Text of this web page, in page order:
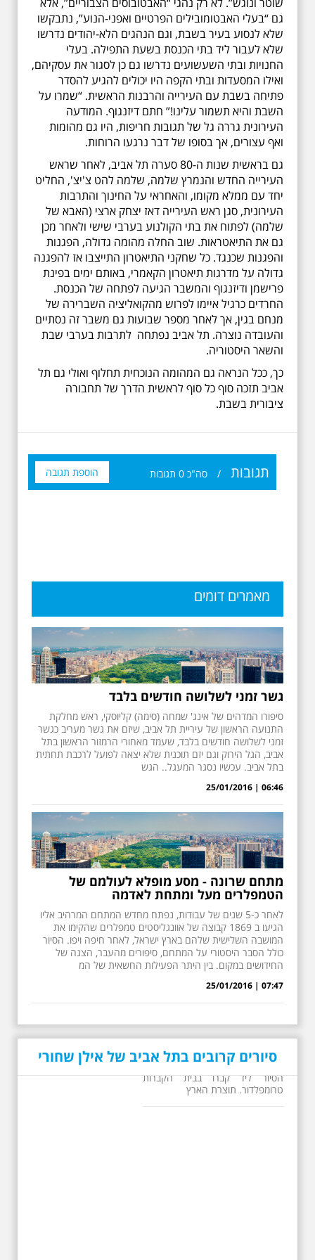
גם “בעלי האבטומובילים הפרטיים ואפני-הנוע”, נתבקשו
שלא לנסוע בעיר בשבת, וגם הנהגים הלא-יהודים נדרשו
שלא לעבור ליד בתי הכנסת בשעת התפילה. בעלי
החנויות ובתי השעשועים נדרשו גם כן לסגור את עסקיהם,
ואילו המסעדות ובתי הקפה היו יכולים להגיע להסדר
פתיחה בשבת עם העירייה והרבנות הראשית. “שמרו על
השבת והיא תשמור עלינו!” חתם דיזנגוף. המודעה
העירונית גררה גל של תגובות חריפות, היו גם מהומות
ואף עצורים, אך בסופו של דבר נרגעו הרוחות.
גם בראשית שנות ה-80 סערה תל אביב, לאחר שראש
העירייה החדש והנמרץ שלמה, שלמה להט צ'יצ', החליט
יחד עם ממלא מקומו, והאחראי על החינוך והתרבות
העירונית, סגן ראש העירייה דאז יצחק ארצי (האבא של
שלמה) לפתוח את בתי הקולנוע בערבי שישי ולאחר מכן
גם את התיאטראות. שוב החלה מהומה גדולה, הפגנות
והפגנות שכנגד. כל שחקני התיאטרון התייצבו אז להפגנה
גדולה על מדרגות תיאטרון הקאמרי, באותם ימים בפינת
פרישמן ודיזנגוף והמשבר הגיעה לפתחה של הכנסת.
החרדים כרגיל איימו לפרוש מהקואליציה השברירה של
מנחם בגין, אך לאחר מספר שבועות גם משבר זה נסתיים
והעובדה נוצרה. תל אביב נפתחה לתרבות בערבי שבת
והשאר היסטוריה.
כך, ככל הנראה גם המהומה הנוכחית תחלוף ואולי גם תל
אביב תזכה סוף כל סוף לראשית הדרך של תחבורה
ציבורית בשבת.
תגובות / סה"כ 0 תגובות הוספת תגובה
מאמרים דומים
גשר זמני לשלושה חודשים בלבד
סיפורו המדהים של אינג' שמחה (סימה) קליוסקי, ראש מחלקת
התנועה הראשון של עיריית תל אביב, שיזם את גשר מעריב כגשר
זמני לשלושה חודשים בלבד, שעמד מאחורי הרמזור הראשון בתל
אביב, הגל הירוק וגם יזם תוכנית שלא יצאה לפועל לרכבת תחתית
בתל אביב. עכשיו נסגר המעגל.. הגש
06:46 | 25/01/2016
מתחם שרונה - מסע מופלא לעולמם של
הטמפלרים מעל ומתחת לאדמה
לאחר כ-5 שנים של עבודות, נפתח מחדש המתחם המרהיב אליו
הגיעו ב 1869 קבוצה של אוונגליסטים טמפלרים שהקימו את
המושבה השלישית שלהם בארץ ישראל, לאחר חיפה ויפו. הסיור
כולל הסבר היסטורי על המתחם, סיפורים מהעבר, הצגה של
החידושים במקום. בין היתר הפעילות החשאית של המ
07:47 | 25/01/2016
סיורים קרובים בתל אביב של אילן שחורי